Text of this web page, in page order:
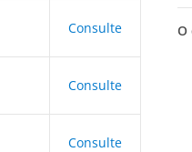
Consulte
Consulte
Consulte
O